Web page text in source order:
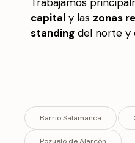
capital y las zonas
standing del norte y
Barrio Salamanca
Pozuelo de Alarcón